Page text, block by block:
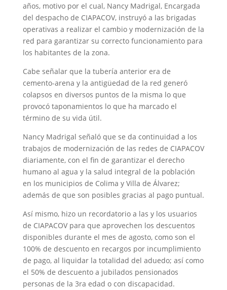
años, motivo por el cual, Nancy Madrigal, Encargada
del despacho de CIAPACOV, instruyó a las brigadas
operativas a realizar el cambio y modernización de la
red para garantizar su correcto funcionamiento para
los habitantes de la zona.
Cabe señalar que la tubería anterior era de
cemento-arena y la antigüedad de la red generó
colapsos en diversos puntos de la misma lo que
provocó taponamientos lo que ha marcado el
término de su vida útil.
Nancy Madrigal señaló que se da continuidad a los
trabajos de modernización de las redes de CIAPACOV
diariamente, con el fin de garantizar el derecho
humano al agua y la salud integral de la población
en los municipios de Colima y Villa de Álvarez;
además de que son posibles gracias al pago puntual.
Así mismo, hizo un recordatorio a las y los usuarios
de CIAPACOV para que aprovechen los descuentos
disponibles durante el mes de agosto, como son el
100% de descuento en recargos por incumplimiento
de pago, al liquidar la totalidad del aduedo; así como
el 50% de descuento a jubilados pensionados
personas de la 3ra edad o con discapacidad.